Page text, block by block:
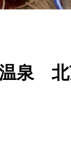
泉